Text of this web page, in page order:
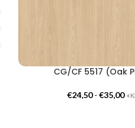
CG/CF 5517 (Oak
€24,50- €35,00